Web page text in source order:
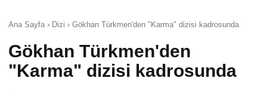
Ana Sayfa › Dizi › Gökhan Türkmen'den "Karma" dizisi kadrosunda
Gökhan Türkmen'den
"Karma" dizisi kadrosunda